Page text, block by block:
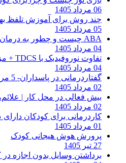
06 مرداد 1405
چند روش برای آموزش تلفظ
05 مرداد 1405
ABA چیست و چطور به درمان اوتیسم کمک می‌کند؟
04 مرداد 1405
تفاوت نوروفیدبک با TDCS + مزایا و معایب هر کدام
04 مرداد 1405
گفتاردرمانی در پاسداران- 5 مرکز برتر
02 مرداد 1405
بیش فعالی در محل کار |
02 مرداد 1405
کاردرمانی برای کودکان
01 مرداد 1405
پرورش هوش هیجانی کودک
27 تیر 1405
برداشتن وسایل بدون اجازه در